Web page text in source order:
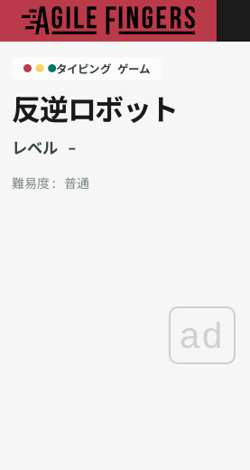
タイピング ゲーム
反逆ロボット
レベル -
難易度: 普通
ad